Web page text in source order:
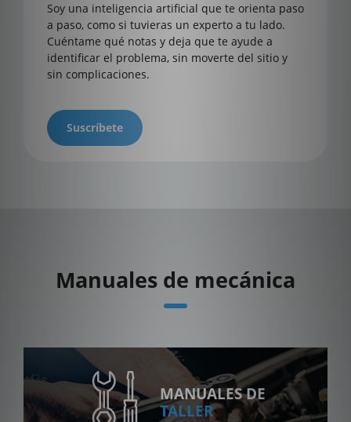
Soy una inteligencia artificial que te orienta paso
a paso, como si tuvieras un experto a tu lado.
Cuéntame qué notas y deja que te ayude a
identificar el problema, sin moverte del sitio y
sin complicaciones.
Suscríbete
Manuales de mecánica
MANUALES DE
TALLER